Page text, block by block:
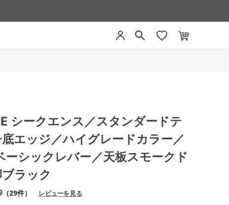
シークエンス／スタンダードテ
エッジ／ハイグレードカラー／
ーシックレバー／天板スモークド
ラック
（29件） レビューを見る